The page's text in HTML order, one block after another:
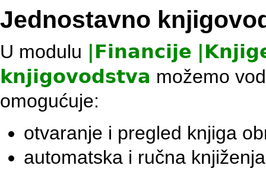
Jednostavno
U modulu Financije
knjigovodstva možemo
omogućuje:
otvaranje i pregled knjiga
automatska i ručna